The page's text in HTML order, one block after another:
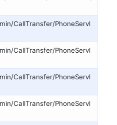
CallTransfer/PhoneServl
CallTransfer/PhoneServl
CallTransfer/PhoneServl
CallTransfer/PhoneServl